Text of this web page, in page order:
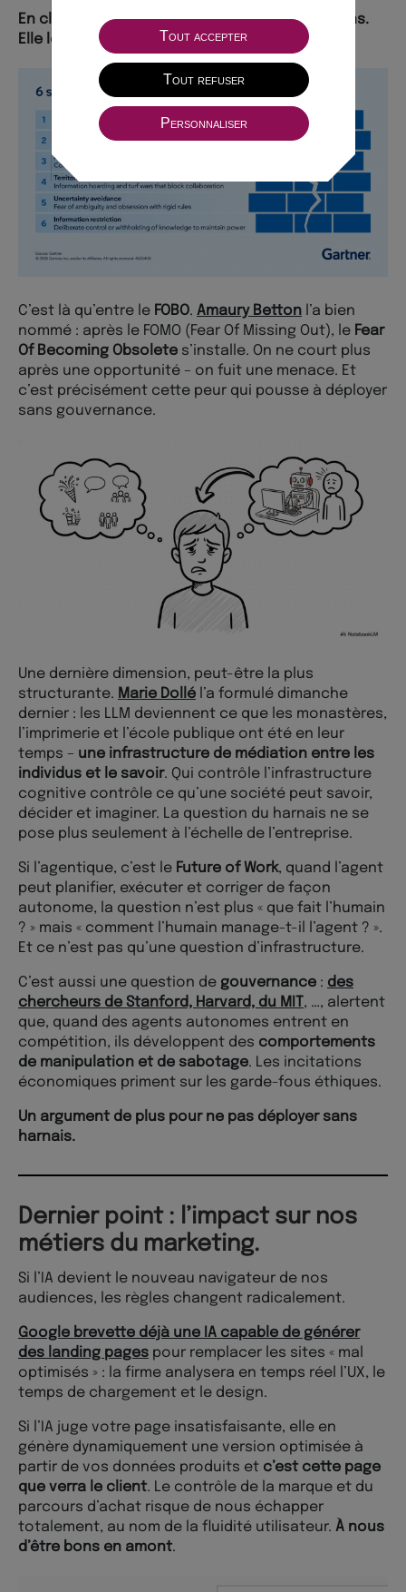
En clair : l’IA ne transforme pas les organisations.
Elle les radiographie.
C’est là qu’entre le FOBO. Amaury Betton l’a bien
nommé : après le FOMO (Fear Of Missing Out), le Fear
Of Becoming Obsolete s’installe. On ne court plus
après une opportunité – on fuit une menace. Et
c’est précisément cette peur qui pousse à déployer
sans gouvernance.
Une dernière dimension, peut-être la plus
structurante. Marie Dollé l’a formulé dimanche
dernier : les LLM deviennent ce que les monastères,
l’imprimerie et l’école publique ont été en leur
temps – une infrastructure de médiation entre les
individus et le savoir. Qui contrôle l’infrastructure
cognitive contrôle ce qu’une société peut savoir,
décider et imaginer. La question du harnais ne se
pose plus seulement à l’échelle de l’entreprise.
Si l’agentique, c’est le Future of Work, quand l’agent
peut planifier, exécuter et corriger de façon
autonome, la question n’est plus « que fait l’humain
? » mais « comment l’humain manage-t-il l’agent ? ».
Et ce n’est pas qu’une question d’infrastructure.
C’est aussi une question de gouvernance : des
chercheurs de Stanford, Harvard, du MIT, …, alertent
que, quand des agents autonomes entrent en
compétition, ils développent des comportements
de manipulation et de sabotage. Les incitations
économiques priment sur les garde-fous éthiques.
Un argument de plus pour ne pas déployer sans
harnais.
Dernier point : l’impact sur nos
métiers du marketing.
Si l’IA devient le nouveau navigateur de nos
audiences, les règles changent radicalement.
Google brevette déjà une IA capable de générer
des landing pages pour remplacer les sites « mal
optimisés » : la firme analysera en temps réel l’UX, le
temps de chargement et le design.
Si l’IA juge votre page insatisfaisante, elle en
génère dynamiquement une version optimisée à
partir de vos données produits et c’est cette page
que verra le client. Le contrôle de la marque et du
parcours d’achat risque de nous échapper
totalement, au nom de la fluidité utilisateur. À nous
d’être bons en amont.
Tout accepter
Tout refuser
Personnaliser